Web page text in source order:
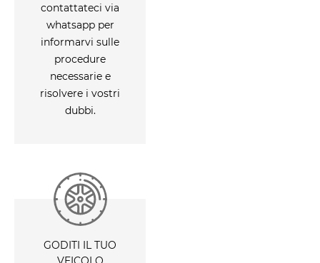
contattateci via
whatsapp per
informarvi sulle
procedure
necessarie e
risolvere i vostri
dubbi.
GODITI IL TUO